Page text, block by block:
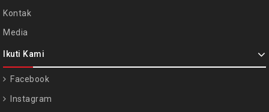
Kontak
Media
Ikuti Kami
Facebook
Instagram